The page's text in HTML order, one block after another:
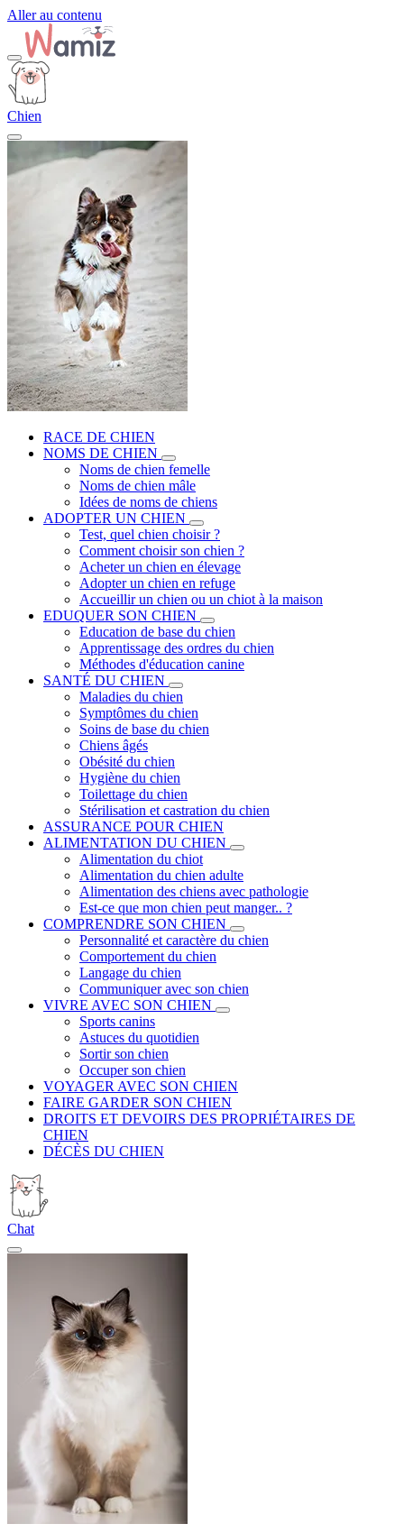
Aller au contenu
Chien
RACE DE CHIEN
NOMS DE CHIEN
Noms de chien femelle
Noms de chien mâle
Idées de noms de chiens
ADOPTER UN CHIEN
Test, quel chien choisir ?
Comment choisir son chien ?
Acheter un chien en élevage
Adopter un chien en refuge
Accueillir un chien ou un chiot à la maison
EDUQUER SON CHIEN
Education de base du chien
Apprentissage des ordres du chien
Méthodes d'éducation canine
SANTÉ DU CHIEN
Maladies du chien
Symptômes du chien
Soins de base du chien
Chiens âgés
Obésité du chien
Hygiène du chien
Toilettage du chien
Stérilisation et castration du chien
ASSURANCE POUR CHIEN
ALIMENTATION DU CHIEN
Alimentation du chiot
Alimentation du chien adulte
Alimentation des chiens avec pathologie
Est-ce que mon chien peut manger.. ?
COMPRENDRE SON CHIEN
Personnalité et caractère du chien
Comportement du chien
Langage du chien
Communiquer avec son chien
VIVRE AVEC SON CHIEN
Sports canins
Astuces du quotidien
Sortir son chien
Occuper son chien
VOYAGER AVEC SON CHIEN
FAIRE GARDER SON CHIEN
DROITS ET DEVOIRS DES PROPRIÉTAIRES DE
CHIEN
DÉCÈS DU CHIEN
Chat